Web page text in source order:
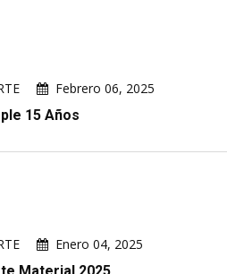
Febrero 06, 2025
15 Años
Enero 04, 2025